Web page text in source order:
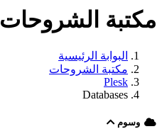
مكتبة الشروحات
البوابة الرئيسية
مكتبة الشروحات
Plesk
Databases
وسوم